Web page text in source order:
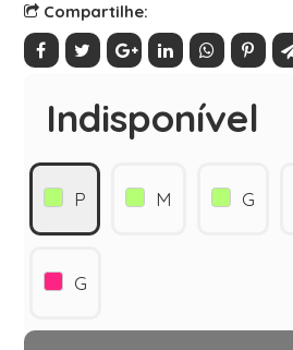
Compartilhe:
Indisponível
P M G
G